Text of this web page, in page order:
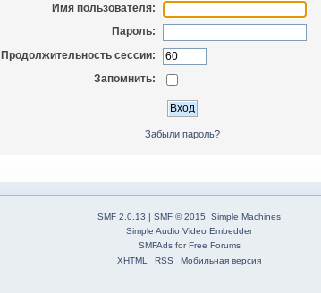
Имя пользователя:
Пароль:
Продолжительность сессии:
Запомнить:
Забыли пароль?
SMF 2.0.13 SMF © 2015, Simple Machines
Simple Audio Video Embedder
SMFAdsfor Free Forums
XHTML
RSS Мобильная версия